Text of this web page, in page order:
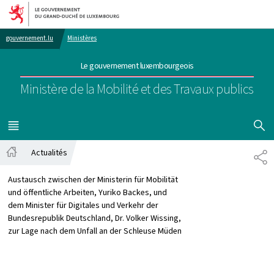
Aller au menu principal
Aller au contenu
gouvernement.lu Ministères
Le gouvernement luxembourgeois
Ministère de la Mobilité et des Travaux publics
MENU
PRINCIPAL
Actualités
Austausch zwischen der Ministerin für Mobilität
und öffentliche Arbeiten, Yuriko Backes, und
dem Minister für Digitales und Verkehr der
Bundesrepublik Deutschland, Dr. Volker Wissing,
zur Lage nach dem Unfall an der Schleuse Müden